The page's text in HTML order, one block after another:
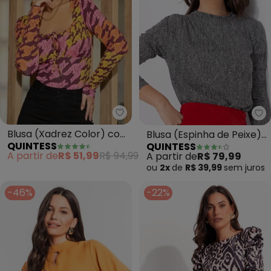
Quintess - Blusa (Xadrez
Blusa (Xadrez Color) com
Recorte no Busto
QUINTESS
A partir deR$ 51,99R$ 94,99
Blusa (Espinha de Peixe)
em Malha de Viscose
QUINTESS
A partir deR$ 79,99
ou 2x de R$ 39,99 sem juros
-46% -22%